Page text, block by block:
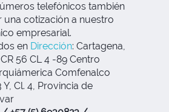
telefónicos también
una cotización a nuestro
empresarial.
en Dirección: Cartagena,
56 CL 4 -89 Centro
Comfenalco
Y, Cl. 4, Provincia de